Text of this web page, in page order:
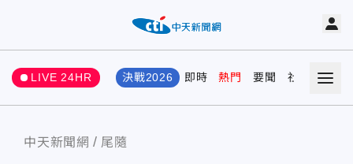
LIVE 24HR 決戰2026 即時 熱門 要聞 社會 娛樂
中天新聞網 尾隨